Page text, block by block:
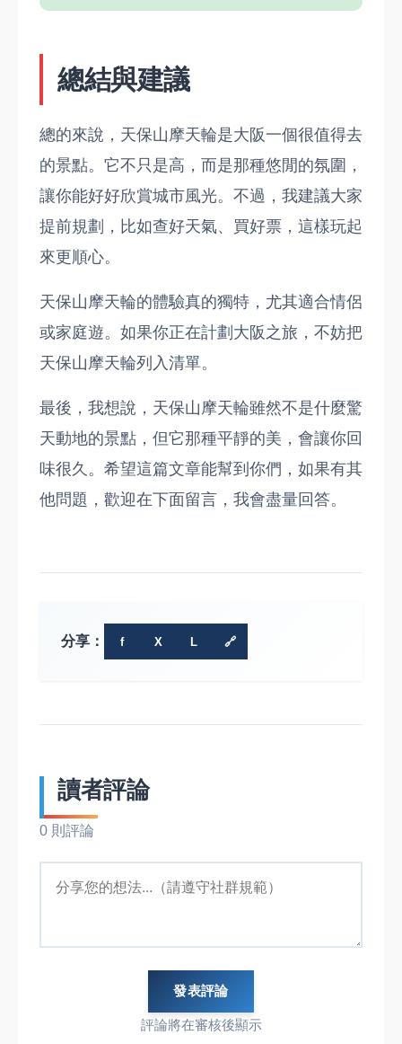
總結與建議
總的來說，天保山摩天輪是大阪一個很值得去
的景點。它不只是高，而是那種悠閒的氛圍，
讓你能好好欣賞城市風光。不過，我建議大家
提前規劃，比如查好天氣、買好票，這樣玩起
來更順心。
天保山摩天輪的體驗真的獨特，尤其適合情侶
或家庭遊。如果你正在計劃大阪之旅，不妨把
天保山摩天輪列入清單。
最後，我想說，天保山摩天輪雖然不是什麼驚
天動地的景點，但它那種平靜的美，會讓你回
味很久。希望這篇文章能幫到你們，如果有其
他問題，歡迎在下面留言，我會盡量回答。
分享： f X L 🔗
讀者評論
0 則評論
發表評論
評論將在審核後顯示